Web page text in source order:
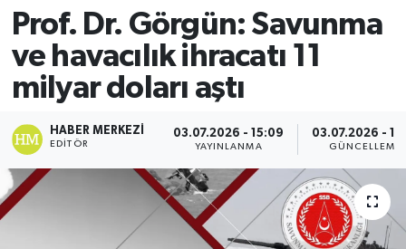
Prof. Dr. Görgün: Savunma
ve havacılık ihracatı 11
milyar doları aştı
HABER MERKEZI
EDITÖR
03.07.2026 - 15:09
YAYINLANMA
03.07.2026 -
GÜNCELLEME